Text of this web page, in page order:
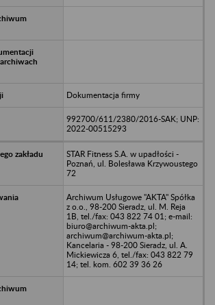
Dokumentacja firmy
992700/611/2380/2016-SAK; UNP:
2022-00515293
STAR Fitness S.A. w upadłości -
Poznań, ul. Bolesława Krzywoustego
72
Archiwum Usługowe "AKTA" Spółka
z o.o., 98-200 Sieradz, ul. M. Reja
1B, tel./fax: 043 822 74 01; e-mail:
biuro@archiwum-akta.pl;
archiwum@archiwum-akta.pl;
Kancelaria - 98-200 Sieradz, ul. A.
Mickiewicza 6, tel./fax: 043 822 79
14; tel. kom. 602 39 36 26